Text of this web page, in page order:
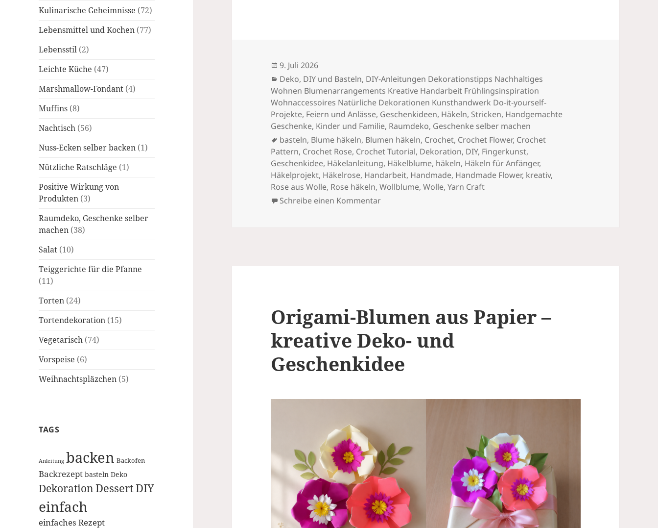
Kulinarische Geheimnisse (72)
Lebensmittel und Kochen (77)
Lebensstil (2)
Leichte Küche (47)
Marshmallow-Fondant (4)
Muffins (8)
Nachtisch (56)
Nuss-Ecken selber backen (1)
Nützliche Ratschläge (1)
Positive Wirkung von
Produkten (3)
Raumdeko, Geschenke selber
machen (38)
Salat (10)
Teiggerichte für die Pfanne
(11)
Torten (24)
Tortendekoration (15)
Vegetarisch (74)
Vorspeise (6)
Weihnachtspläzchen (5)
TAGS
Anleitung backen Backofen
Backrezept basteln Deko
DekorationDessertDIY
einfach
einfaches Rezept
Veröffentlicht
am
9. Juli 2026
Kategorien
Deko, DIY und Basteln, DIY-Anleitungen Dekorationstipps Nachhaltiges
Wohnen Blumenarrangements Kreative Handarbeit Frühlingsinspiration
Wohnaccessoires Natürliche Dekorationen Kunsthandwerk Do-it-yourself-
Projekte, Feiern und Anlässe, Geschenkideen, Häkeln, Stricken, Handgemachte
Geschenke, Kinder und Familie, Raumdeko, Geschenke selber machen
Schlagwörter
basteln, Blume häkeln, Blumen häkeln, Crochet, Crochet Flower, Crochet
Pattern, Crochet Rose, Crochet Tutorial, Dekoration, DIY, Fingerkunst,
Geschenkidee, Häkelanleitung, Häkelblume, häkeln, Häkeln für Anfänger,
Häkelprojekt, Häkelrose, Handarbeit, Handmade, Handmade Flower, kreativ,
Rose aus Wolle, Rose häkeln,Wollblume,Wolle,Yarn Craft
Schreibe einen Kommentarzu Gehäkelte Rose
Origami-Blumen aus Papier –
kreative Deko- und
Geschenkidee